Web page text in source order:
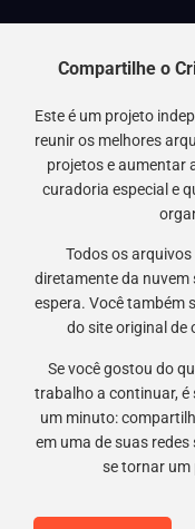
Compartilhe o
Este é um projeto
reunir os melhores
projetos e aumentar
curadoria especial e
Todos os
diretamente da nuvem
espera. Você também
do site original de
Se você gostou do
trabalho a continuar, é
um minuto:
em uma de suas
se tornar um